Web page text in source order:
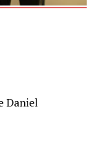
Daniel